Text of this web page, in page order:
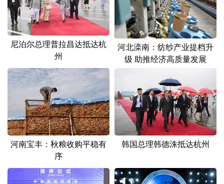
Deutsch Português
尼泊尔总理普拉昌达抵达杭
州
河北滦南：纺纱产业提档升
级 助推经济高质量发展
河南宝丰：秋粮收购平稳有
序
韩国总理韩德洙抵达杭州